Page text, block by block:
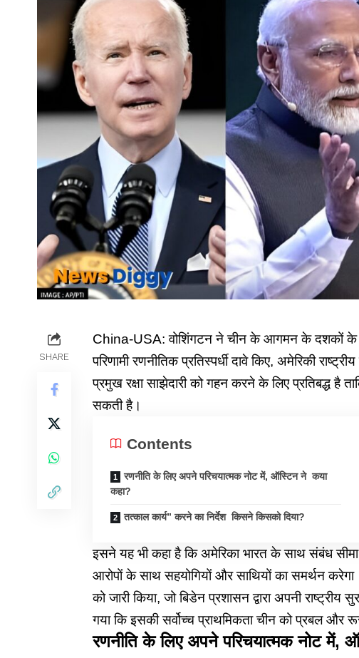
SHARE
China-USA: वोशिंगटन ने चीन के आगमन के दशकों के
परिणामी रणनीतिक प्रतिस्पर्धी दावे किए, अमेरिकी
प्रमुख रक्षा साझेदारी को गहन करने के लिए प्रतिबद्ध है
सकती है।
Contents
रणनीति के लिए अपने परिचयात्मक नोट में, ऑस्टिन ने कया
कहा?
तत्काल कार्य” करने का निर्देश किसने किसको दिया?
इसने यह भी कहा है किअमेरिका भारत के साथ संबंध
आरोपों के साथ सहयोगियों और साथियों का समर्थन
को जारी किया, जो बिडेन प्रशासन द्वारा अपनी राष्ट्रीय
गया कि इसकी सर्वोच्च प्राथमिकता चीन को प्रबल और
रणनीति के लिए अपने परिचयात्मक नोट में,